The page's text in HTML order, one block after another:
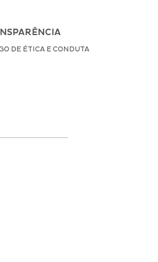
DE ÉTICA E CONDUTA